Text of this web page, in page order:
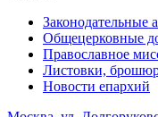
Законодательные
Общецерковные
Православное
Листовки,
Новости епархий